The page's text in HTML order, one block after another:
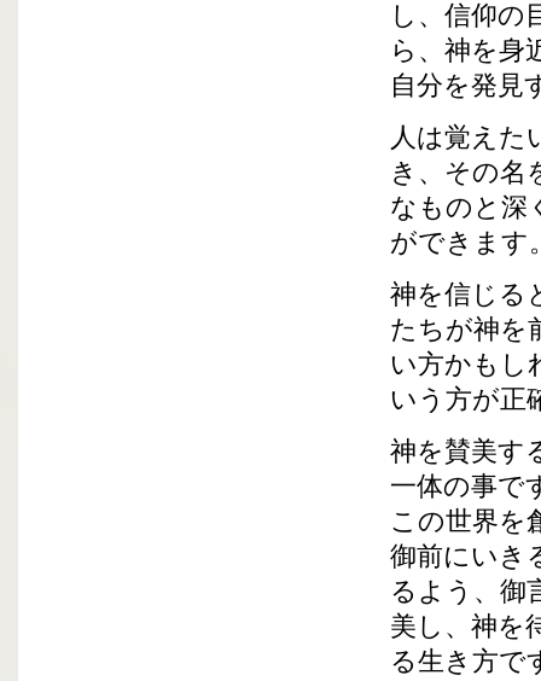
し、信仰の
ら、神を身
自分を発見
人は覚えた
き、その名
なものと深
ができます
神を信じる
たちが神を
い方かもし
いう方が正
神を賛美す
一体の事で
この世界を
御前にいき
るよう、御
美し、神を
る生き方で